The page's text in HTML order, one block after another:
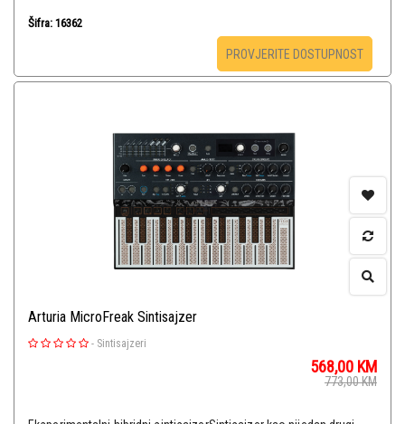
Šifra: 16362
PROVJERITE DOSTUPNOST
Arturia MicroFreak Sintisajzer
- Sintisajzeri
568,00 KM
773,00KM